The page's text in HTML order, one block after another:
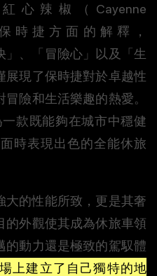
心辣椒（Cayenne
時捷方面的解釋，
」、「冒險心」以及「生
展現了保時捷對於卓越性
險和生活樂趣的熱愛。
款既能夠在城市中穩健
時表現出色的全能休旅
大的性能所致，更是其奢
的外觀使其成為休旅車領
的動力還是極致的駕馭體
上建立了自己獨特的地